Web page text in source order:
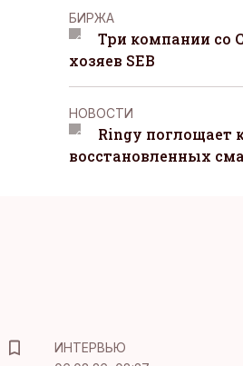
БИРЖА
Три компании со
хозяев SEB
НОВОСТИ
Ringy поглощает
восстановленных
ИНТЕРВЬЮ